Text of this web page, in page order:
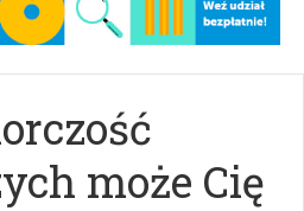
może Cię